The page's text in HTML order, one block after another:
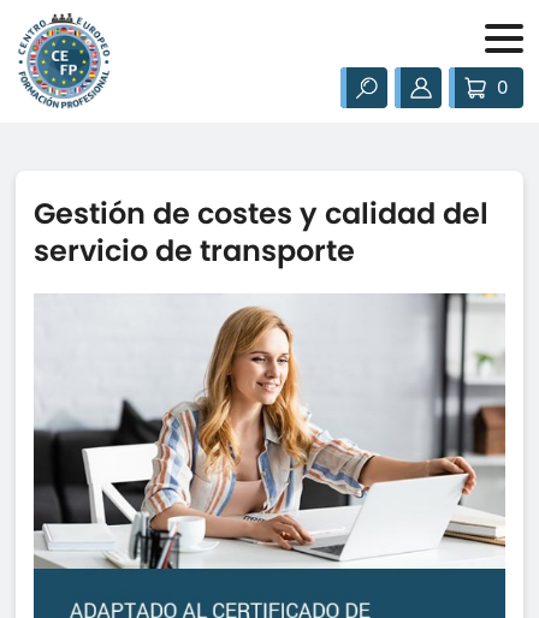
0
Gestión de costes y calidad del
servicio de transporte